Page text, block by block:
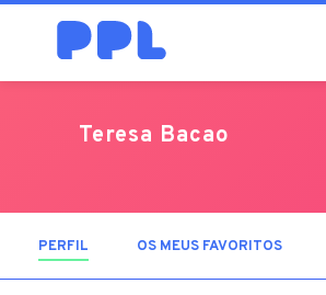
Teresa Bacao
PERFIL (SEPARADOR ATIVO)
OS MEUS FAVORITOS